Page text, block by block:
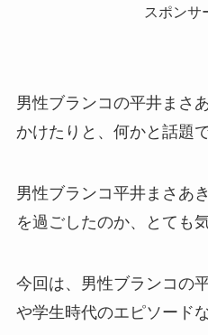
スポンサ
男性ブランコの平井まさ
かけたりと、何かと話題
男性ブランコ平井まさあ
を過ごしたのか、とても
今回は、男性ブランコの
や学生時代のエピソード